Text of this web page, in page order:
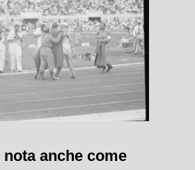
anche come